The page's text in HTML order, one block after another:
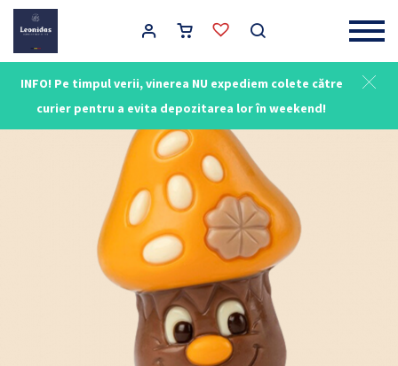
INFO! Pe timpul verii, vinerea NU expediem colete către
curier pentru a evita depozitarea lor în weekend!
Main Navigation